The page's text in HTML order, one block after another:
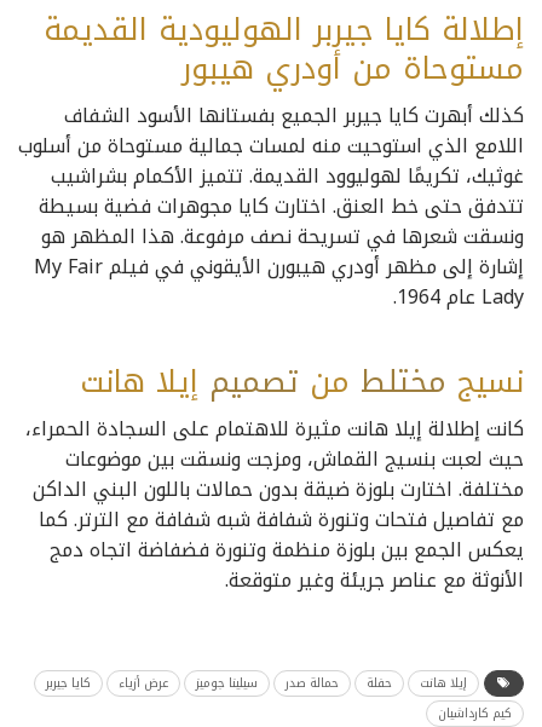
إطلالة كايا جيربر الهوليودية القديمة
مستوحاة من أودري هيبور
كذلك أبهرت كايا جيربر الجميع بفستانها الأسود الشفاف
اللامع الذي استوحيت منه لمسات جمالية مستوحاة من أسلوب
غوثيك، تكريمًا لهوليوود القديمة. تتميز الأكمام بشراشيب
تتدفق حتى خط العنق. اختارت كايا مجوهرات فضية بسيطة
ونسقت شعرها في تسريحة نصف مرفوعة. هذا المظهر هو
إشارة إلى مظهر أودري هيبورن الأيقوني في فيلم My Fair
Lady عام 1964.
نسيج مختلط من تصميم إيلا هانت
كانت إطلالة إيلا هانت مثيرة للاهتمام على السجادة الحمراء،
حيث لعبت بنسيج القماش، ومزجت ونسقت بين موضوعات
مختلفة. اختارت بلوزة ضيقة بدون حمالات باللون البني الداكن
مع تفاصيل فتحات وتنورة شفافة شبه شفافة مع الترتر. كما
يعكس الجمع بين بلوزة منظمة وتنورة فضفاضة اتجاه دمج
الأنوثة مع عناصر جريئة وغير متوقعة.
إيلا هانت حفلة حمالة صدر سيلينا جوميز عرض أزياء
كايا جيربر
كيم كارداشيان